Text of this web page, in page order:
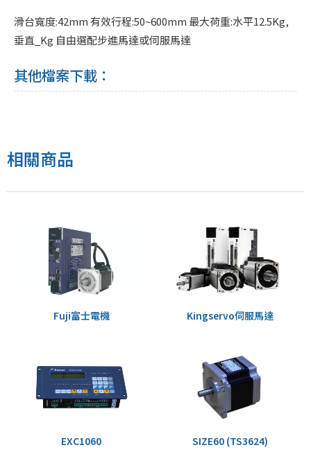
滑台寬度:42mm 有效行程:50~600mm 最大荷重:水平12.5Kg,
垂直_Kg 自由選配步進馬達或伺服馬達
其他檔案下載：
相關商品
Fuji富士電機 Kingservo伺服馬達
EXC1060 SIZE60 (TS3624)